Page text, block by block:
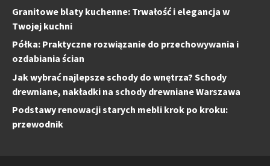
Granitowe blaty kuchenne: Trwałość i elegancja w
Twojej kuchni
Półka: Praktyczne rozwiązanie do przechowywania i
ozdabiania ścian
Jak wybrać najlepsze schody do wnętrza? Schody
drewniane, nakładki na schody drewniane Warszawa
Podstawy renowacji starych mebli krok po kroku:
przewodnik